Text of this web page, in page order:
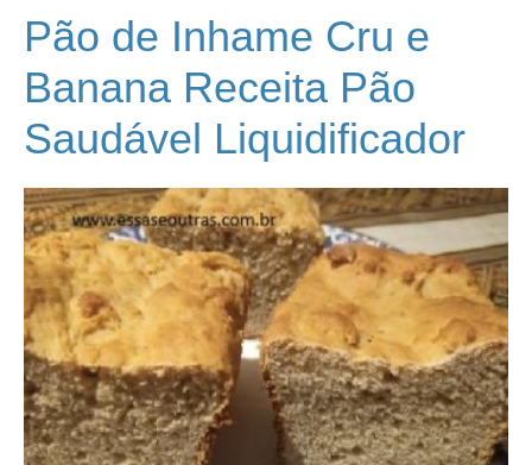
Pão de Inhame Cru e
Banana Receita Pão
Saudável Liquidificador